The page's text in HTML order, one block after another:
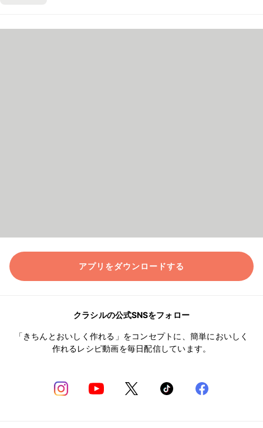
アプリをダウンロードする
クラシルの公式SNSをフォロー
「きちんとおいしく作れる」をコンセプトに、簡単においしく
作れるレシピ動画を毎日配信しています。